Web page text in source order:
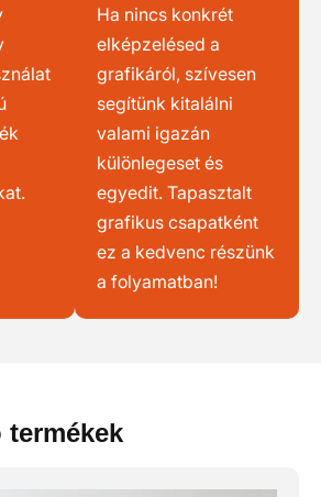
Ha nincs konkrét
elképzelésed a
grafikáról, szívesen
segítünk kitalálni
valami igazán
különlegeset és
egyedit. Tapasztalt
grafikus csapatként
ez a kedvenc részünk
a folyamatban!